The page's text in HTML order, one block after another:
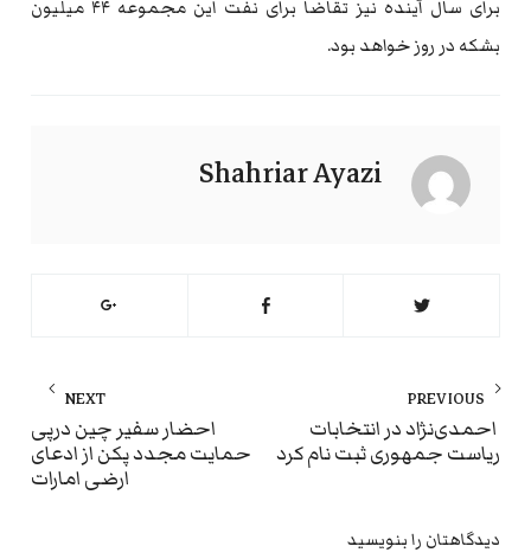
برای سال آینده نیز تقاضا برای نفت این مجموعه ۴۴ میلیون
بشکه در روز خواهد بود.
Shahriar Ayazi
راهبری
نوشته
PREVIOUS
Previous
post:
احمدی‌نژاد در انتخابات
ریاست جمهوری ثبت نام کرد
NEXT
احضار سفیر چین درپی
حمایت مجدد پکن از ادعای
ارضی امارات
دیدگاهتان را بنویسید